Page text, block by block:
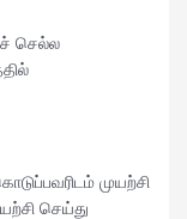
செல்ல
முயற்சி
செய்து